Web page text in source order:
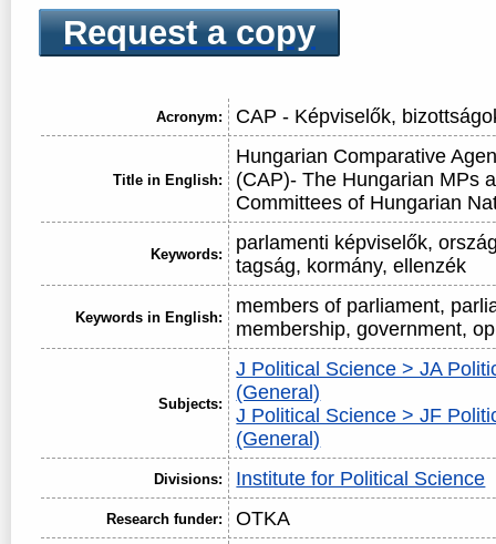
Request a copy
Acronym: CAP - Képviselők,
Title in English:
Hungarian Comparative
(CAP)- The Hungarian MPs
Committees of Hungarian
Keywords:
parlamenti képviselők,
tagság, kormány, ellenzék
Keywords in English:
members of parliament,
membership, government,
Subjects:
J Political Science > JA
(General)
J Political Science > JF
(General)
Divisions: Institute for Political Science
Research funder: OTKA